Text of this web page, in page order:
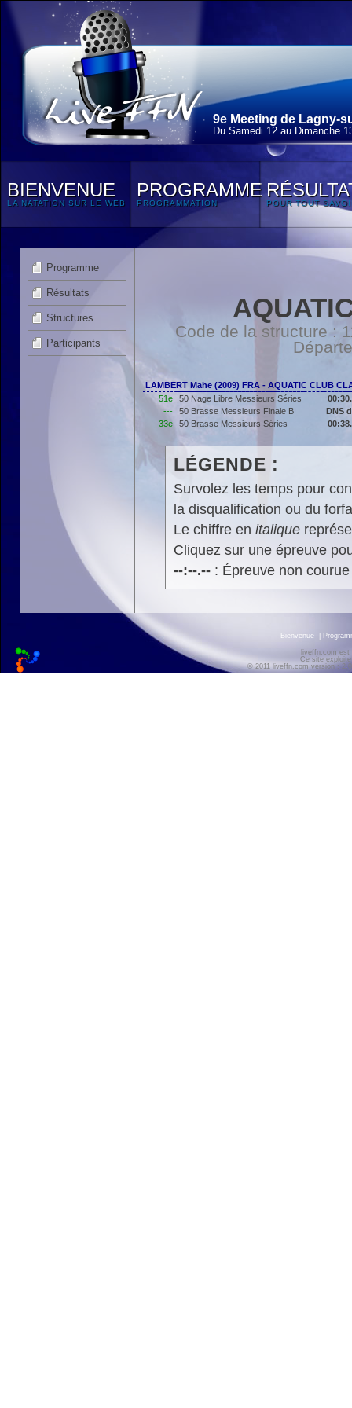
9e Meeting de Lagny-
Du Samedi 12 au Dimanche
BIENVENUE
LA NATATION SUR LE WEB
PROGRAMME
PROGRAMMATION POUR TOUT
Programme
Résultats
Structures
Participants
Code de la structure :
LAMBERT Mahe (2009) FRA - AQUATIC CLUB
51e
50 Nage Libre Messieurs Séries
---
50 Brasse Messieurs Finale B
DNS
33e
50 Brasse Messieurs Séries
LÉGENDE :
Survolez les temps pour
la disqualification ou du
Le chiffre en italique
Cliquez sur une épreuve
--:--.--: Épreuve non
Bienvenue
liveffn.com est
Ce site
© 2011 liveffn.com version :